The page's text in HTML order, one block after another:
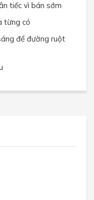
tiếc vì bán sớm
từng có
để đường ruột